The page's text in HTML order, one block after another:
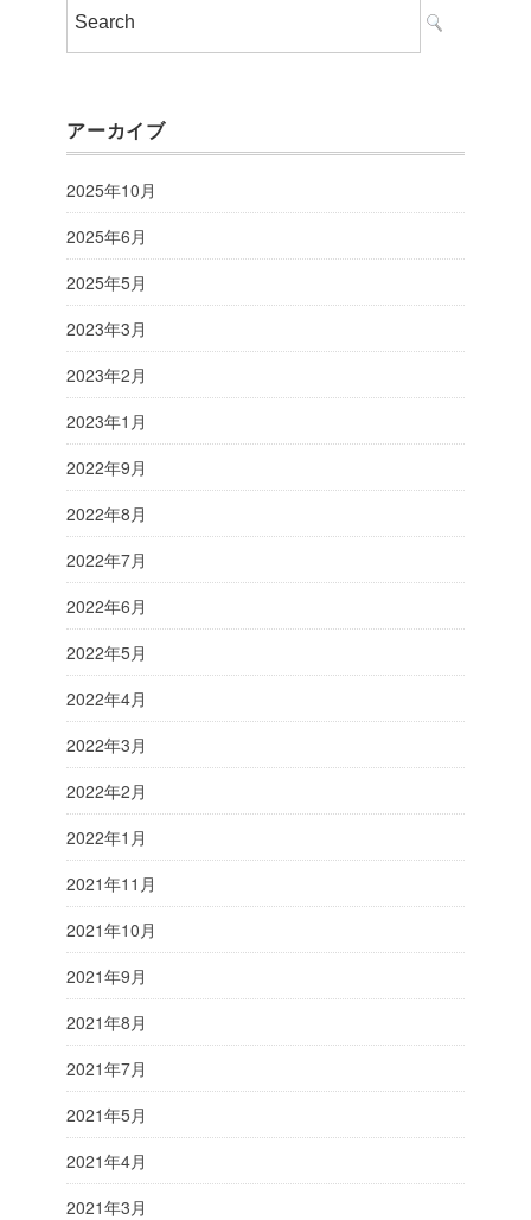
アーカイブ
2025年10月
2025年6月
2025年5月
2023年3月
2023年2月
2023年1月
2022年9月
2022年8月
2022年7月
2022年6月
2022年5月
2022年4月
2022年3月
2022年2月
2022年1月
2021年11月
2021年10月
2021年9月
2021年8月
2021年7月
2021年5月
2021年4月
2021年3月